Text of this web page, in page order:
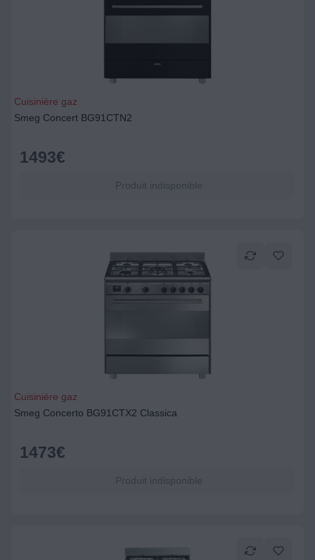
Cuisinière gaz
Smeg Concert BG91CTN2
1493€
Produit indisponible
Cuisinière gaz
Smeg Concerto BG91CTX2 Classica
1473€
Produit indisponible